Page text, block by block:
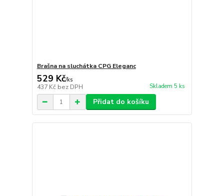
Brašna na sluchátka CPG Eleganc
529 Kč/ks
437 Kč bez DPH Skladem 5 ks
Přidat do košíku